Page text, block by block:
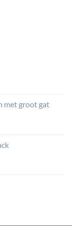
met groot gat